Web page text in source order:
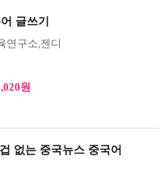
글쓰기
연구소,젠디
원
없는 중국뉴스 중국어